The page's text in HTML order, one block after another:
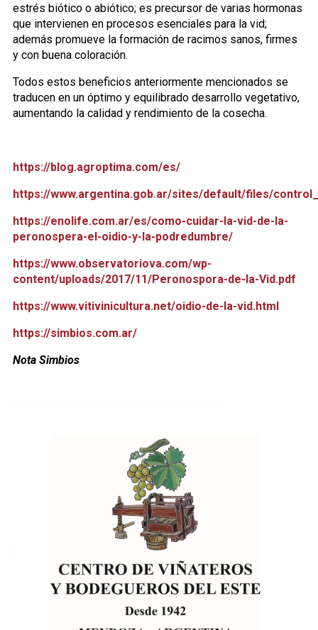
estrés biótico o abiótico; es precursor de varias hormonas
que intervienen en procesos esenciales para la vid;
además promueve la formación de racimos sanos, firmes
y con buena coloración.
Todos estos beneficios anteriormente mencionados se
traducen en un óptimo y equilibrado desarrollo vegetativo,
aumentando la calidad y rendimiento de la cosecha.
https://blog.agroptima.com/es/
https://www.argentina.gob.ar/sites/default/files/
https://enolife.com.ar/es/como-cuidar-la-vid-de-la-
peronospera-el-oidio-y-la-podredumbre/
https://www.observatoriova.com/wp-
content/uploads/2017/11/Peronospora-de-la-Vid.pdf
https://www.vitivinicultura.net/oidio-de-la-vid.html
https://simbios.com.ar/
Nota Simbios